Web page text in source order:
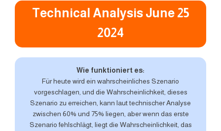
Technical Analysis June 25
2024
Wie funktioniert es:
Für heute wird ein wahrscheinliches Szenario
vorgeschlagen, und die Wahrscheinlichkeit, dieses
Szenario zu erreichen, kann laut technischer Analyse
zwischen 60% und 75% liegen, aber wenn das erste
Szenario fehlschlägt, liegt die Wahrscheinlichkeit, das